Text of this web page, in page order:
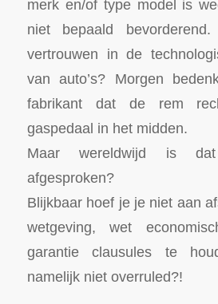
merk en/of type model is
niet bepaald
vertrouwen in de
van auto’s? Morgen
fabrikant dat de rem
gaspedaal in het midden.
Maar wereldwijd is
afgesproken?
Blijkbaar hoef je je niet aan
wetgeving, wet
garantie clausules te
namelijk niet overruled?!